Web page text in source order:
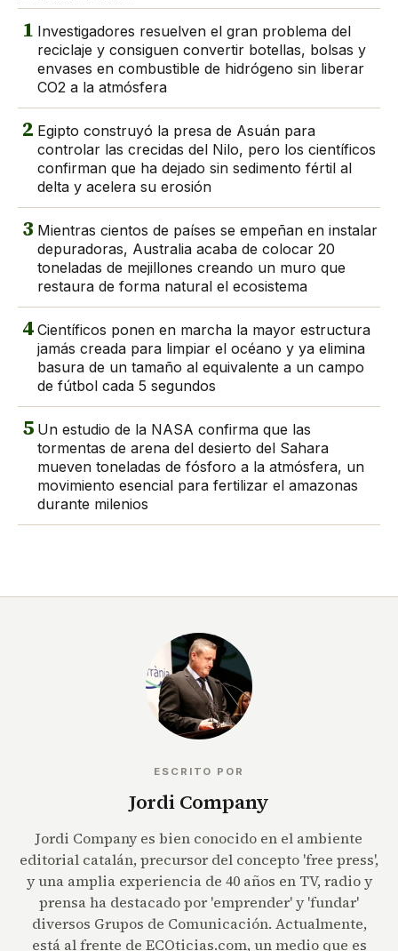
1 Investigadores resuelven el gran problema del
reciclaje y consiguen convertir botellas, bolsas y
envases en combustible de hidrógeno sin liberar
CO2 a la atmósfera
2 Egipto construyó la presa de Asuán para
controlar las crecidas del Nilo, pero los científicos
confirman que ha dejado sin sedimento fértil al
delta y acelera su erosión
3 Mientras cientos de países se empeñan en instalar
depuradoras, Australia acaba de colocar 20
toneladas de mejillones creando un muro que
restaura de forma natural el ecosistema
4 Científicos ponen en marcha la mayor estructura
jamás creada para limpiar el océano y ya elimina
basura de un tamaño al equivalente a un campo
de fútbol cada 5 segundos
5 Un estudio de la NASA confirma que las
tormentas de arena del desierto del Sahara
mueven toneladas de fósforo a la atmósfera, un
movimiento esencial para fertilizar el amazonas
durante milenios
ESCRITO POR
Jordi Company
Jordi Company es bien conocido en el ambiente
editorial catalán, precursor del concepto 'free press',
y una amplia experiencia de 40 años en TV, radio y
prensa ha destacado por 'emprender' y 'fundar'
diversos Grupos de Comunicación. Actualmente,
está al frente de ECOticias.com, un medio que es